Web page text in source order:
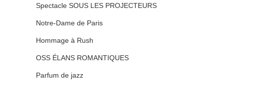
Spectacle SOUS LES PROJECTEURS
Notre-Dame de Paris
Hommage à Rush
OSS ÉLANS ROMANTIQUES
Parfum de jazz